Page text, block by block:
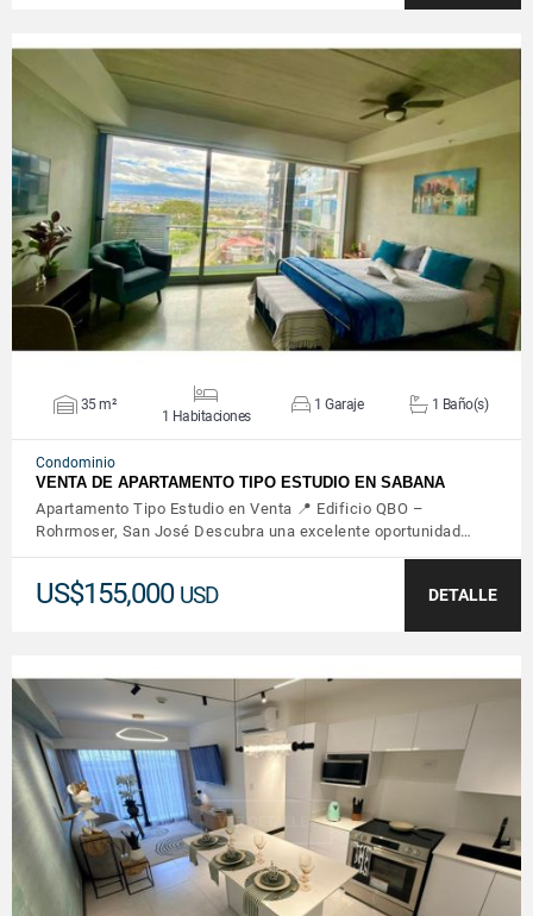
VER DETALLES
35 m²
1 Habitaciones
1 Garaje 1 Baño(s)
Condominio
VENTA DE APARTAMENTO TIPO ESTUDIO EN SABANA
Apartamento Tipo Estudio en Venta 📍 Edificio QBO –
Rohrmoser, San José Descubra una excelente oportunidad…
US$155,000 USD DETALLE
VER DETALLES